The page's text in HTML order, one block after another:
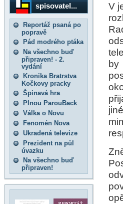
spisovatel...
Reportáž psaná po
popravě
Pád modrého ptáka
Na všechno buď
připraven! - 2.
vydání
Kronika Bratrstva
Kočkovy pracky
Špinavá hra
Plnou ParouBack
Válka o Novu
Fenomén Nova
Ukradená televize
Prezident na půl
úvazku
Na všechno buď
připraven!
V